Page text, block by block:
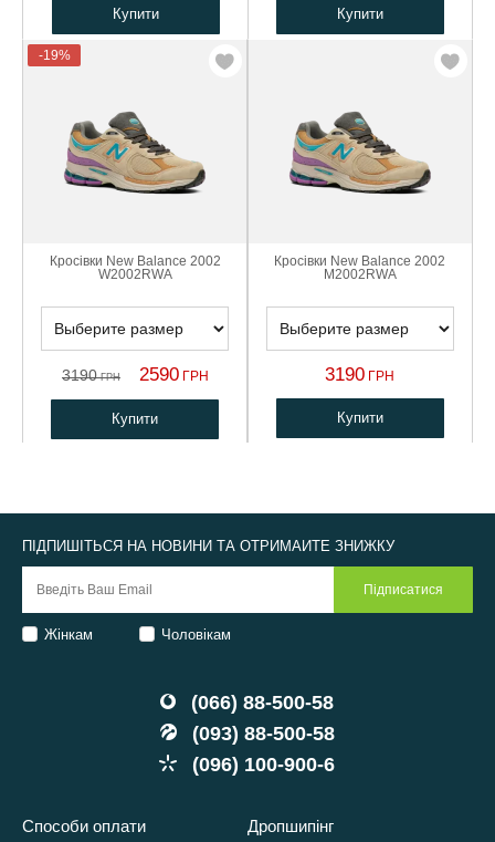
Купити Купити
-19%
Кросівки New Balance 2002
W2002RWA
3190ГРН 2590ГРН
Купити
Кросівки New Balance 2002
M2002RWA
3190 ГРН
Купити
(066) 88-500-58
(093) 88-500-58
(096) 100-900-6
Способи оплати Дропшипінг
ПІДПИШІТЬСЯ НА НОВИНИ ТА ОТРИМАЙТЕ ЗНИЖКУ
Жінкам Чоловікам